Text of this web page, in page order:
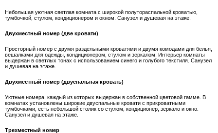
Небольшая уютная светлая комната с широкой полутораспальной кроватью,
тумбочкой, стулом, кондиционером и окном. Санузел и душевая на этаже.
Двухместный номер (две кровати)
Просторный номер с двумя раздельными кроватями и двумя комодами для белья,
вешалками для одежды, кондиционером, стулом и зеркалом. Интерьер комнаты
выдержан в светлых тонах с использованием синего и голубого текстиля. Санузел
и душевая на этаже.
Двухместный номер (двуспальная кровать)
Уютные номера, каждый из которых выдержан в собственной цветовой гамме. В
комнатах установлены широкие двуспальные кровати с прикроватными
тумбочками, есть небольшой столик со стулом, кондиционер, зеркало и окно.
Санузел и душевая на этаже.
Трехместный номер